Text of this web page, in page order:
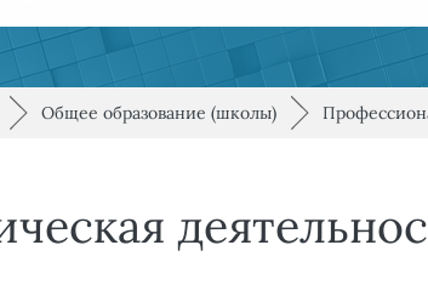
/
► Общее образование (школы) /
►